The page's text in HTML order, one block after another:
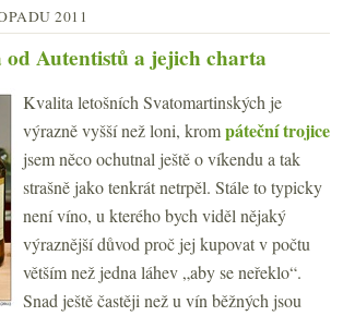
2011
Autentistů a jejich charta
Kvalita letošních Svatomartinských je
výrazně vyšší než loni, krompáteční trojice
jsem něco ochutnal ještě o víkendu a tak
strašně jako tenkrát netrpěl. Stále to typicky
není víno, u kterého bych viděl nějaký
výraznější důvod proč jej kupovat v počtu
větším než jedna láhev „aby se neřeklo“.
Snad ještě častěji než u vín běžných jsou